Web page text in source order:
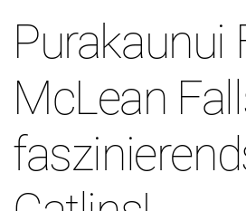
Purakaunui
McLean